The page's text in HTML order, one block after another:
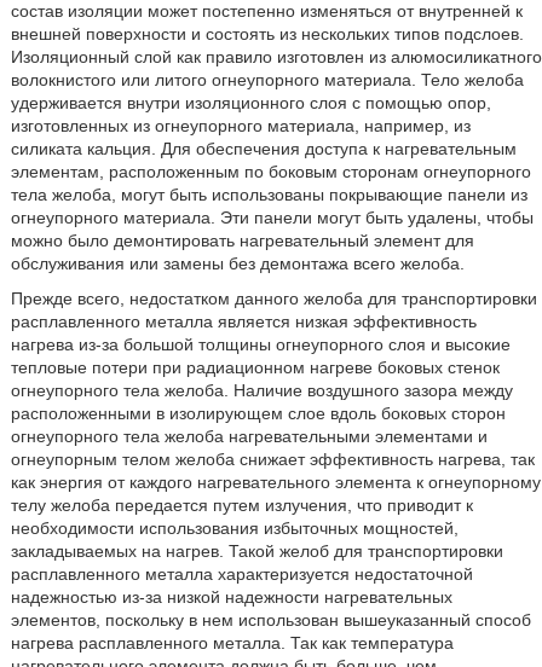
состав изоляции может постепенно изменяться от внутренней к
внешней поверхности и состоять из нескольких типов подслоев.
Изоляционный слой как правило изготовлен из алюмосиликатного
волокнистого или литого огнеупорного материала. Тело желоба
удерживается внутри изоляционного слоя с помощью опор,
изготовленных из огнеупорного материала, например, из
силиката кальция. Для обеспечения доступа к нагревательным
элементам, расположенным по боковым сторонам огнеупорного
тела желоба, могут быть использованы покрывающие панели из
огнеупорного материала. Эти панели могут быть удалены, чтобы
можно было демонтировать нагревательный элемент для
обслуживания или замены без демонтажа всего желоба.
Прежде всего, недостатком данного желоба для транспортировки
расплавленного металла является низкая эффективность
нагрева из-за большой толщины огнеупорного слоя и высокие
тепловые потери при радиационном нагреве боковых стенок
огнеупорного тела желоба. Наличие воздушного зазора между
расположенными в изолирующем слое вдоль боковых сторон
огнеупорного тела желоба нагревательными элементами и
огнеупорным телом желоба снижает эффективность нагрева, так
как энергия от каждого нагревательного элемента к огнеупорному
телу желоба передается путем излучения, что приводит к
необходимости использования избыточных мощностей,
закладываемых на нагрев. Такой желоб для транспортировки
расплавленного металла характеризуется недостаточной
надежностью из-за низкой надежности нагревательных
элементов, поскольку в нем использован вышеуказанный способ
нагрева расплавленного металла. Так как температура